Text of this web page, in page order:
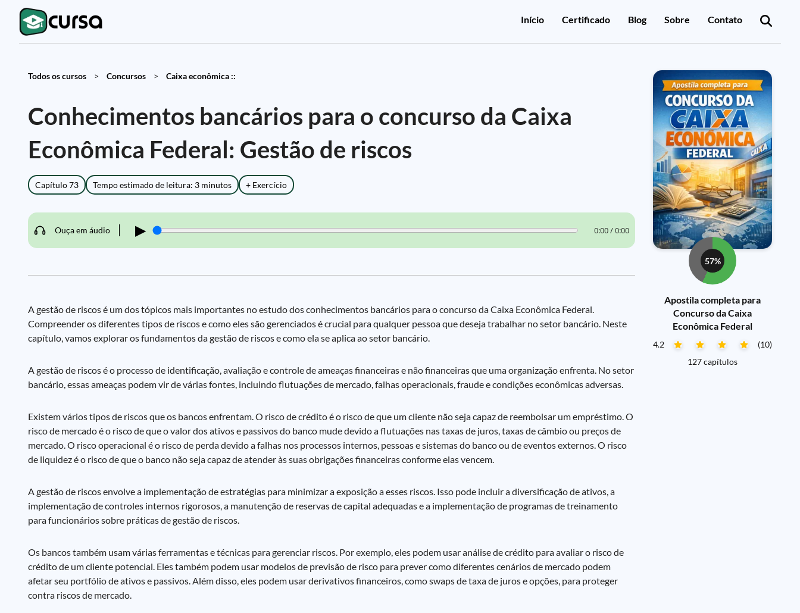
Início Certificado Blog Sobre Contato
Todos os cursos > Concursos > Caixa econômica ::
Conhecimentos bancários para o concurso da Caixa
Econômica Federal: Gestão de riscos
Capítulo 73 Tempo estimado de leitura: 3 minutos + Exercício
Ouça em áudio ▶ 0:00 / 0:00
A gestão de riscos é um dos tópicos mais importantes no estudo dos conhecimentos bancários para o concurso da Caixa Econômica Federal.
Compreender os diferentes tipos de riscos e como eles são gerenciados é crucial para qualquer pessoa que deseja trabalhar no setor bancário. Neste
capítulo, vamos explorar os fundamentos da gestão de riscos e como ela se aplica ao setor bancário.
A gestão de riscos é o processo de identificação, avaliação e controle de ameaças financeiras e não financeiras que uma organização enfrenta. No setor
bancário, essas ameaças podem vir de várias fontes, incluindo flutuações de mercado, falhas operacionais, fraude e condições econômicas adversas.
Existem vários tipos de riscos que os bancos enfrentam. O risco de crédito é o risco de que um cliente não seja capaz de reembolsar um empréstimo. O
risco de mercado é o risco de que o valor dos ativos e passivos do banco mude devido a flutuações nas taxas de juros, taxas de câmbio ou preços de
mercado. O risco operacional é o risco de perda devido a falhas nos processos internos, pessoas e sistemas do banco ou de eventos externos. O risco
de liquidez é o risco de que o banco não seja capaz de atender às suas obrigações financeiras conforme elas vencem.
A gestão de riscos envolve a implementação de estratégias para minimizar a exposição a esses riscos. Isso pode incluir a diversificação de ativos, a
implementação de controles internos rigorosos, a manutenção de reservas de capital adequadas e a implementação de programas de treinamento
para funcionários sobre práticas de gestão de riscos.
Os bancos também usam várias ferramentas e técnicas para gerenciar riscos. Por exemplo, eles podem usar análise de crédito para avaliar o risco de
crédito de um cliente potencial. Eles também podem usar modelos de previsão de risco para prever como diferentes cenários de mercado podem
afetar seu portfólio de ativos e passivos. Além disso, eles podem usar derivativos financeiros, como swaps de taxa de juros e opções, para proteger
contra riscos de mercado.
57%
Apostila completa para
Concurso da Caixa
Econômica Federal
4.2
(10)
127 capítulos